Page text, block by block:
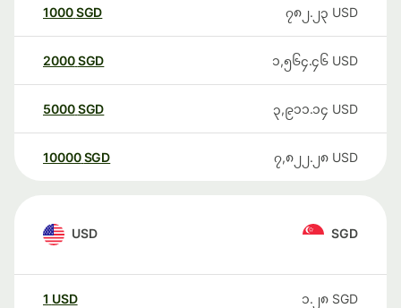
1000SGD ၇၈၂.၂၃ USD
2000SGD ၁,၅၆၄.၄၆ USD
5000SGD ၃,၉၁၁.၁၄ USD
10000 SGD ၇,၈၂၂.၂၈ USD
USD SGD
1 USD ၁.၂၈ SGD